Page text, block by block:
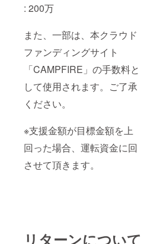
: 200万
また、一部は、本クラウド
ファンディングサイト
「CAMPFIRE」の手数料と
して使用されます。ご了承
ください。
※支援金額が目標金額を上
回った場合、運転資金に回
させて頂きます。
リターンについて